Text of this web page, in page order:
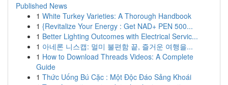
Published News
1 White Turkey Varieties: A Thorough Handbook
1 {Revitalize Your Energy : Get NAD+ PEN 500...
1 Better Lighting Outcomes with Electrical Servic...
1 아네론 니스캡: 멀미 불편함 끝, 즐거운 여행을...
1 How to Download Threads Videos: A Complete
Guide
1 Thức Uống Bú Cặc : Một Độc Đáo Sảng Khoái